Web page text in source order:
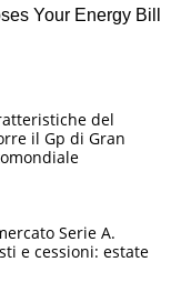
del
il Gp di Gran
Serie A.
e cessioni: estate